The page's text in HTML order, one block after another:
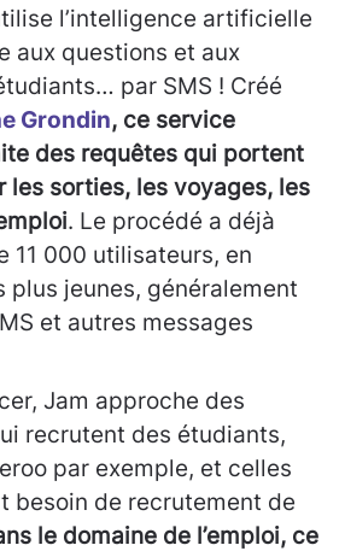
l’intelligence artificielle
aux questions et aux
par SMS ! Créé
Grondin, ce service
des requêtes qui portent
les sorties, les voyages, les
. Le procédé a déjà
11 000 utilisateurs, en
plus jeunes, généralement
et autres messages
Jam approche des
recrutent des étudiants,
par exemple, et celles
besoin de recrutement de
le domaine de l’emploi, ce